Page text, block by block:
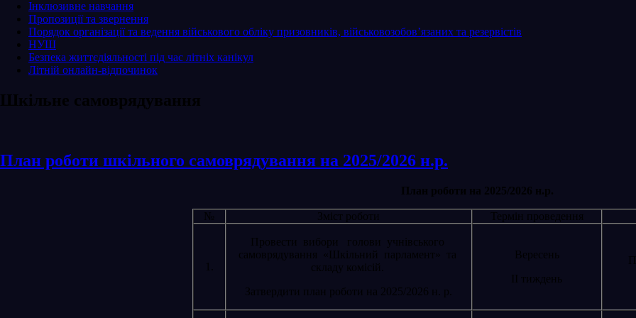
Інклюзивне навчання
Пропозиції та звернення
Порядок організації та ведення військового обліку призовників, військовозобов’язаних та резервістів
НУШ
Безпека життєдіяльності під час літніх канікул
Літній онлайн-відпочинок
Шкільне самоврядування
Подробнее:
http://kodeksy.com.ua/konstitutsiya_ukraini/statja-
53.htm
План роботи шкільного самоврядування на 2025/2026 н.р.
План роботи на 2025/2026 н.р.
№ Зміст роботи Термін проведення
1.
Провести вибори голови учнівського
самоврядування «Шкільний парламент» та
складу комісій.
Затвердити план роботи на 2025/2026 н. р.
Вересень
ІІ тиждень